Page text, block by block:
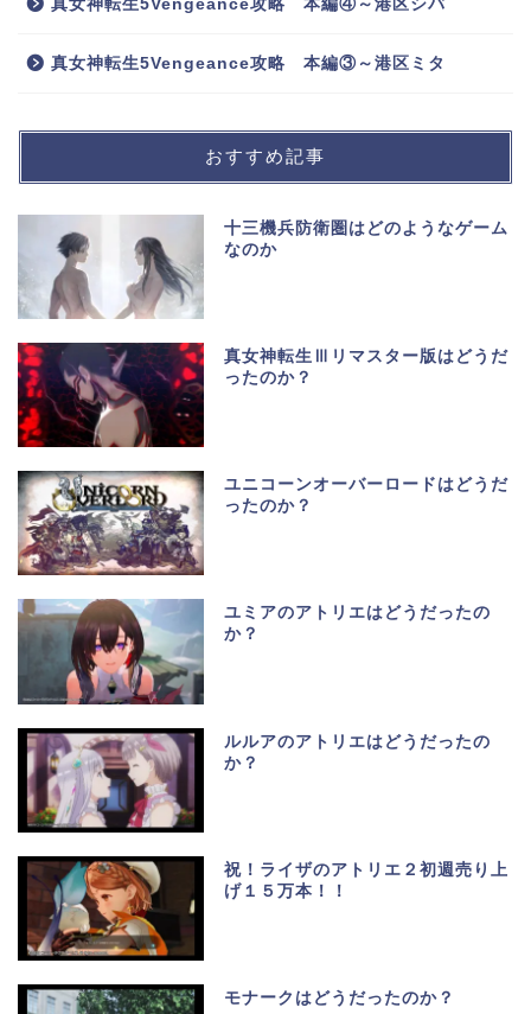
真女神転生5Vengeance攻略 本編④～港区シバ
真女神転生5Vengeance攻略 本編③～港区ミタ
おすすめ記事
十三機兵防衛圏はどのようなゲーム
なのか
真女神転生Ⅲリマスター版はどうだ
ったのか？
ユニコーンオーバーロードはどうだ
ったのか？
ユミアのアトリエはどうだったの
か？
ルルアのアトリエはどうだったの
か？
祝！ライザのアトリエ２初週売り上
げ１５万本！！
モナークはどうだったのか？